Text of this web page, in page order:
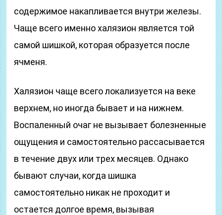
содержимое накапливается внутри железы.
Чаще всего именно халязион является той
самой шишкой, которая образуется после
ячменя.
Халязион чаще всего локализуется на веке
верхнем, но иногда бывает и на нижнем.
Воспаленный очаг не вызывает болезненные
ощущения и самостоятельно рассасывается
в течение двух или трех месяцев. Однако
бывают случаи, когда шишка
самостоятельно никак не проходит и
остается долгое время, вызывая